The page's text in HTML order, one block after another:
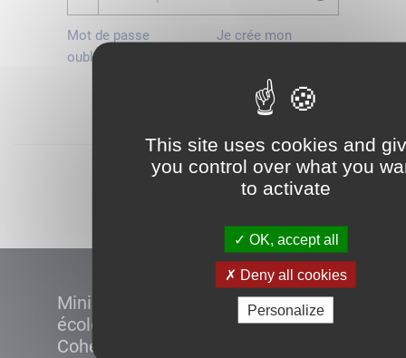
This site uses cookies and
you control over what you
to activate
OK, accept all
Deny all cookies
Personalize
Mot de passe
oublié ?
Je crée mon
Démarrer
Ministère de la Transition
écologique et de la
Cohésion des territoires